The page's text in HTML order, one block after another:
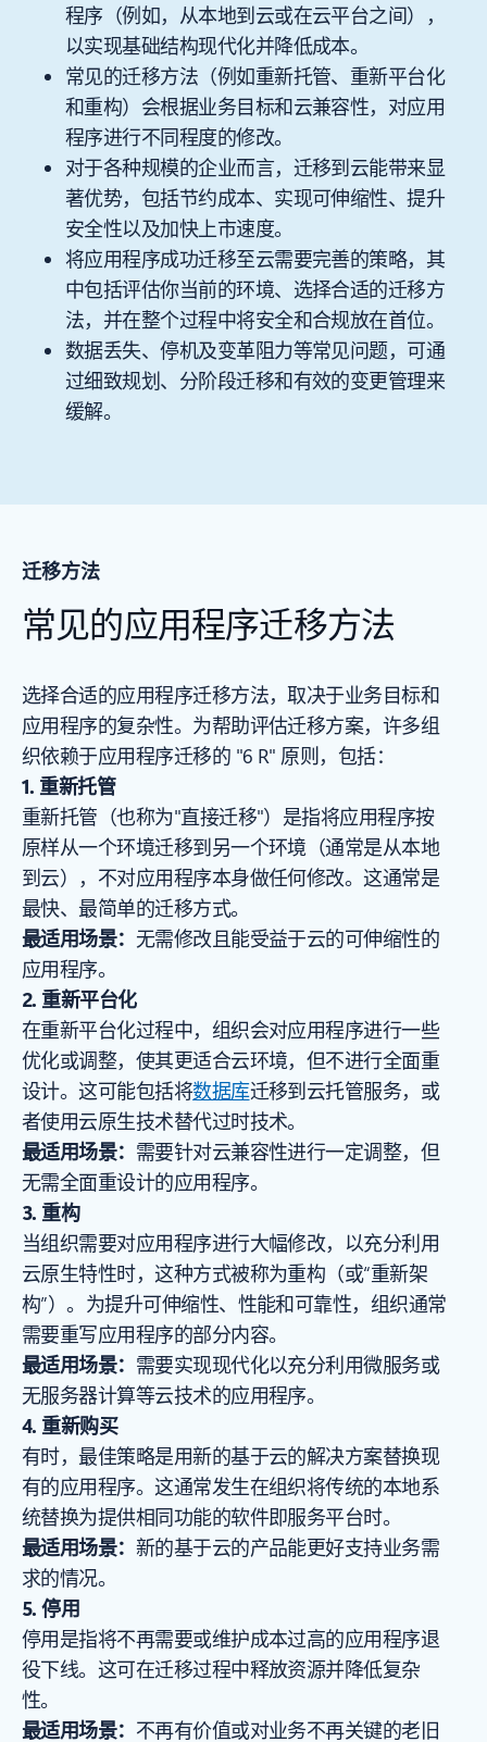
程序（例如，从本地到云或在云平台之间），
以实现基础结构现代化并降低成本。
常见的迁移方法（例如重新托管、重新平台化
和重构）会根据业务目标和云兼容性，对应用
程序进行不同程度的修改。
对于各种规模的企业而言，迁移到云能带来显
著优势，包括节约成本、实现可伸缩性、提升
安全性以及加快上市速度。
将应用程序成功迁移至云需要完善的策略，其
中包括评估你当前的环境、选择合适的迁移方
法，并在整个过程中将安全和合规放在首位。
数据丢失、停机及变革阻力等常见问题，可通
过细致规划、分阶段迁移和有效的变更管理来
缓解。
迁移方法
常见的应用程序迁移方法
选择合适的应用程序迁移方法，取决于业务目标和
应用程序的复杂性。为帮助评估迁移方案，许多组
织依赖于应用程序迁移的 "6 R" 原则，包括：
1. 重新托管
重新托管（也称为"直接迁移"）是指将应用程序按
原样从一个环境迁移到另一个环境（通常是从本地
到云），不对应用程序本身做任何修改。这通常是
最快、最简单的迁移方式。
最适用场景： 无需修改且能受益于云的可伸缩性的
应用程序。
2. 重新平台化
在重新平台化过程中，组织会对应用程序进行一些
优化或调整，使其更适合云环境，但不进行全面重
设计。这可能包括将数据库迁移到云托管服务，或
者使用云原生技术替代过时技术。
最适用场景： 需要针对云兼容性进行一定调整，但
无需全面重设计的应用程序。
3. 重构
当组织需要对应用程序进行大幅修改，以充分利用
云原生特性时，这种方式被称为重构（或“重新架
构”）。为提升可伸缩性、性能和可靠性，组织通常
需要重写应用程序的部分内容。
最适用场景： 需要实现现代化以充分利用微服务或
无服务器计算等云技术的应用程序。
4. 重新购买
有时，最佳策略是用新的基于云的解决方案替换现
有的应用程序。这通常发生在组织将传统的本地系
统替换为提供相同功能的软件即服务平台时。
最适用场景： 新的基于云的产品能更好支持业务需
求的情况。
5. 停用
停用是指将不再需要或维护成本过高的应用程序退
役下线。这可在迁移过程中释放资源并降低复杂
性。
最适用场景： 不再有价值或对业务不再关键的老旧